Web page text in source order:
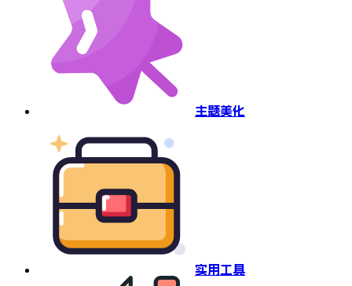
主题美化
实用工具